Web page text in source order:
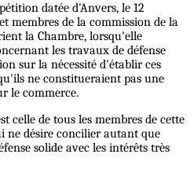
datée d'Anvers, le 12
membres de la commission de la
la Chambre, lorsqu'elle
les travaux de défense
sur la nécessité d'établir ces
ne constitueraient pas une
le commerce.
celle de tous les membres de cette
ne désire concilier autant que
solide avec les intérêts très